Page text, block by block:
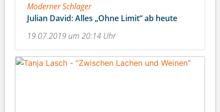
Moderner Schlager
Julian David: Alles „Ohne Limit“ ab heute
19.07.2019 um 20:14 Uhr